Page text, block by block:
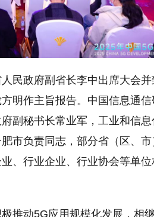
民政府副省长李中出席大会
明作主旨报告。中国信息通
副秘书长常业军，工业和信
市负责同志，部分省（区、
、行业企业、行业协会等单
推动5G应用规模化发展，相